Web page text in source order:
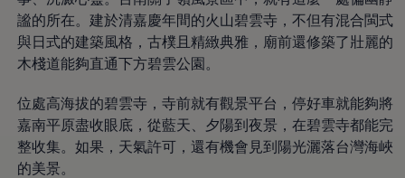
福斯商旅品牌編年史
VanLife 樂旅人生
樂旅誌
下載車主專刊
創新科技
謐的所在。建於清嘉慶年間的火山碧雲寺，不但有混合閩式
與日式的建築風格，古樸且精緻典雅，廟前還修築了壯麗的
木棧道能夠直通下方碧雲公園。
位處高海拔的碧雲寺，寺前就有觀景平台，停好車就能夠將
嘉南平原盡收眼底，從藍天、夕陽到夜景，在碧雲寺都能完
整收集。如果，天氣許可，還有機會見到陽光灑落台灣海峽
的美景。